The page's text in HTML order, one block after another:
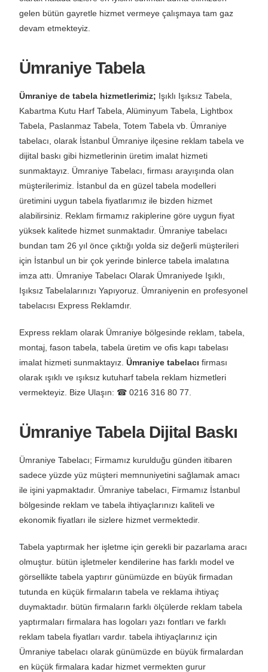
gelen bütün gayretle hizmet vermeye çalışmaya tam gaz
devam etmekteyiz.
Ümraniye Tabela
Ümraniye de tabela hizmetlerimiz; Işıklı Işıksız Tabela,
Kabartma Kutu Harf Tabela, Alüminyum Tabela, Lightbox
Tabela, Paslanmaz Tabela, Totem Tabela vb. Ümraniye
tabelacı, olarak İstanbul Ümraniye ilçesine reklam tabela ve
dijital baskı gibi hizmetlerinin üretim imalat hizmeti
sunmaktayız. Ümraniye Tabelacı, firması arayışında olan
müşterilerimiz. İstanbul da en güzel tabela modelleri
üretimini uygun tabela fiyatlarımız ile bizden hizmet
alabilirsiniz. Reklam firmamız rakiplerine göre uygun fiyat
yüksek kalitede hizmet sunmaktadır. Ümraniye tabelacı
bundan tam 26 yıl önce çıktığı yolda siz değerli müşterileri
için İstanbul un bir çok yerinde binlerce tabela imalatına
imza attı. Ümraniye Tabelacı Olarak Ümraniyede Işıklı,
Işıksız Tabelalarınızı Yapıyoruz. Ümraniyenin en profesyonel
tabelacısı Express Reklamdır.
Express reklam olarak Ümraniye bölgesinde reklam, tabela,
montaj, fason tabela, tabela üretim ve ofis kapı tabelası
imalat hizmeti sunmaktayız.Ümraniye tabelacı firması
olarak ışıklı ve ışıksız kutuharf tabela reklam hizmetleri
vermekteyiz. Bize Ulaşın: ☎ 0216 316 80 77.
Ümraniye Tabela Dijital Baskı
Ümraniye Tabelacı; Firmamız kurulduğu günden itibaren
sadece yüzde yüz müşteri memnuniyetini sağlamak amacı
ile işini yapmaktadır. Ümraniye tabelacı, Firmamız İstanbul
bölgesinde reklam ve tabela ihtiyaçlarınızı kaliteli ve
ekonomik fiyatları ile sizlere hizmet vermektedir.
Tabela yaptırmak her işletme için gerekli bir pazarlama aracı
olmuştur. bütün işletmeler kendilerine has farklı model ve
görsellikte tabela yaptırır günümüzde en büyük firmadan
tutunda en küçük firmaların tabela ve reklama ihtiyaç
duymaktadır. bütün firmaların farklı ölçülerde reklam tabela
yaptırmaları firmalara has logoları yazı fontları ve farklı
reklam tabela fiyatları vardır. tabela ihtiyaçlarınız için
Ümraniye tabelacı olarak günümüzde en büyük firmalardan
en küçük firmalara kadar hizmet vermekten gurur